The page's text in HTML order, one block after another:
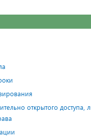
открытого доступа,